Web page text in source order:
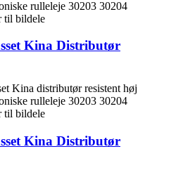
Kina Distributør
Kina Distributør